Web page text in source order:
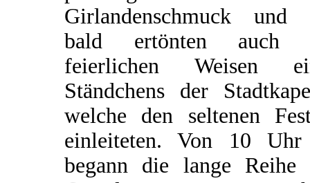
Girlandenschmuck und
bald ertönten auch
feierlichen Weisen
Ständchens der
welche den seltenen
einleiteten. Von 10
begann die lange Reihe